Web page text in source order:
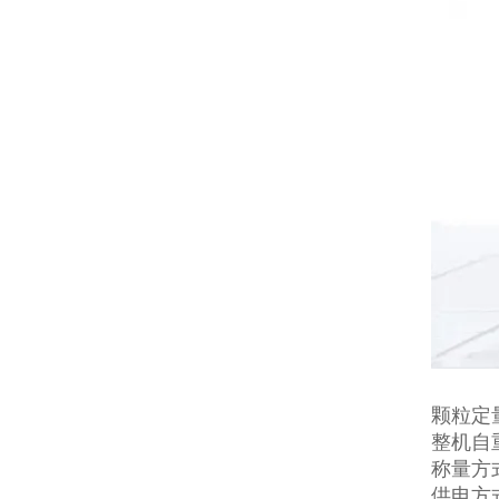
颗粒定
整机自
称量方